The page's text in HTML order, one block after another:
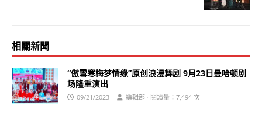
相關新聞
“傲雪寒梅梦情缘”原创浪漫舞剧 9月23日曼哈顿剧
场隆重演出
09/21/2023 編輯部 · 閱讀量：7,494 次